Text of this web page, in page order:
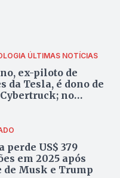
ÚLTIMAS NOTÍCIAS
ex-piloto de
da Tesla, é dono de
no
perde US$ 379
em 2025 após
de Musk e Trump